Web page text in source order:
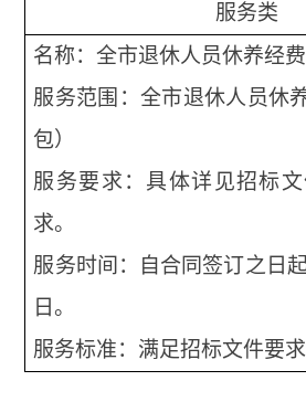
服务类
名称：全市退休人员休养经
服务范围：全市退休人员休
包）
服务要求：具体详见招标
求。
服务时间：自合同签订之日
日。
服务标准：满足招标文件要求